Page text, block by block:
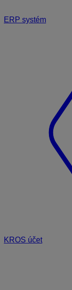
ERP systém
KROS účet